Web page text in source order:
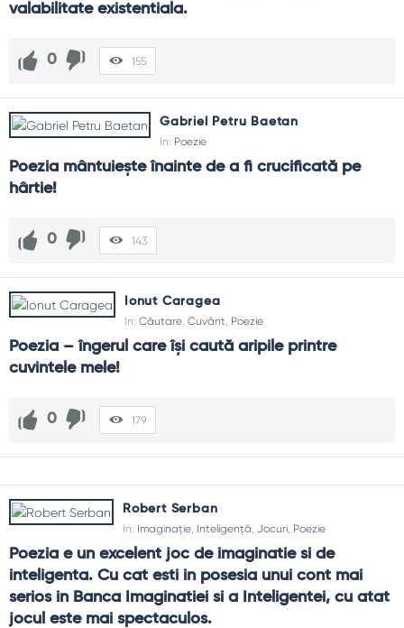
valabilitate existentiala.
0 155
Gabriel Petru Baetan
In: Poezie
Poezia mântuieşte înainte de a fi crucificată pe
hârtie!
0 143
Ionut Caragea
In: Căutare, Cuvânt, Poezie
Poezia – îngerul care îşi caută aripile printre
cuvintele mele!
0 179
Robert Serban
In: Imaginație, Inteligență, Jocuri, Poezie
Poezia e un excelent joc de imaginatie si de
inteligenta. Cu cat esti in posesia unui cont mai
serios in Banca Imaginatiei si a Inteligentei, cu atat
jocul este mai spectaculos.